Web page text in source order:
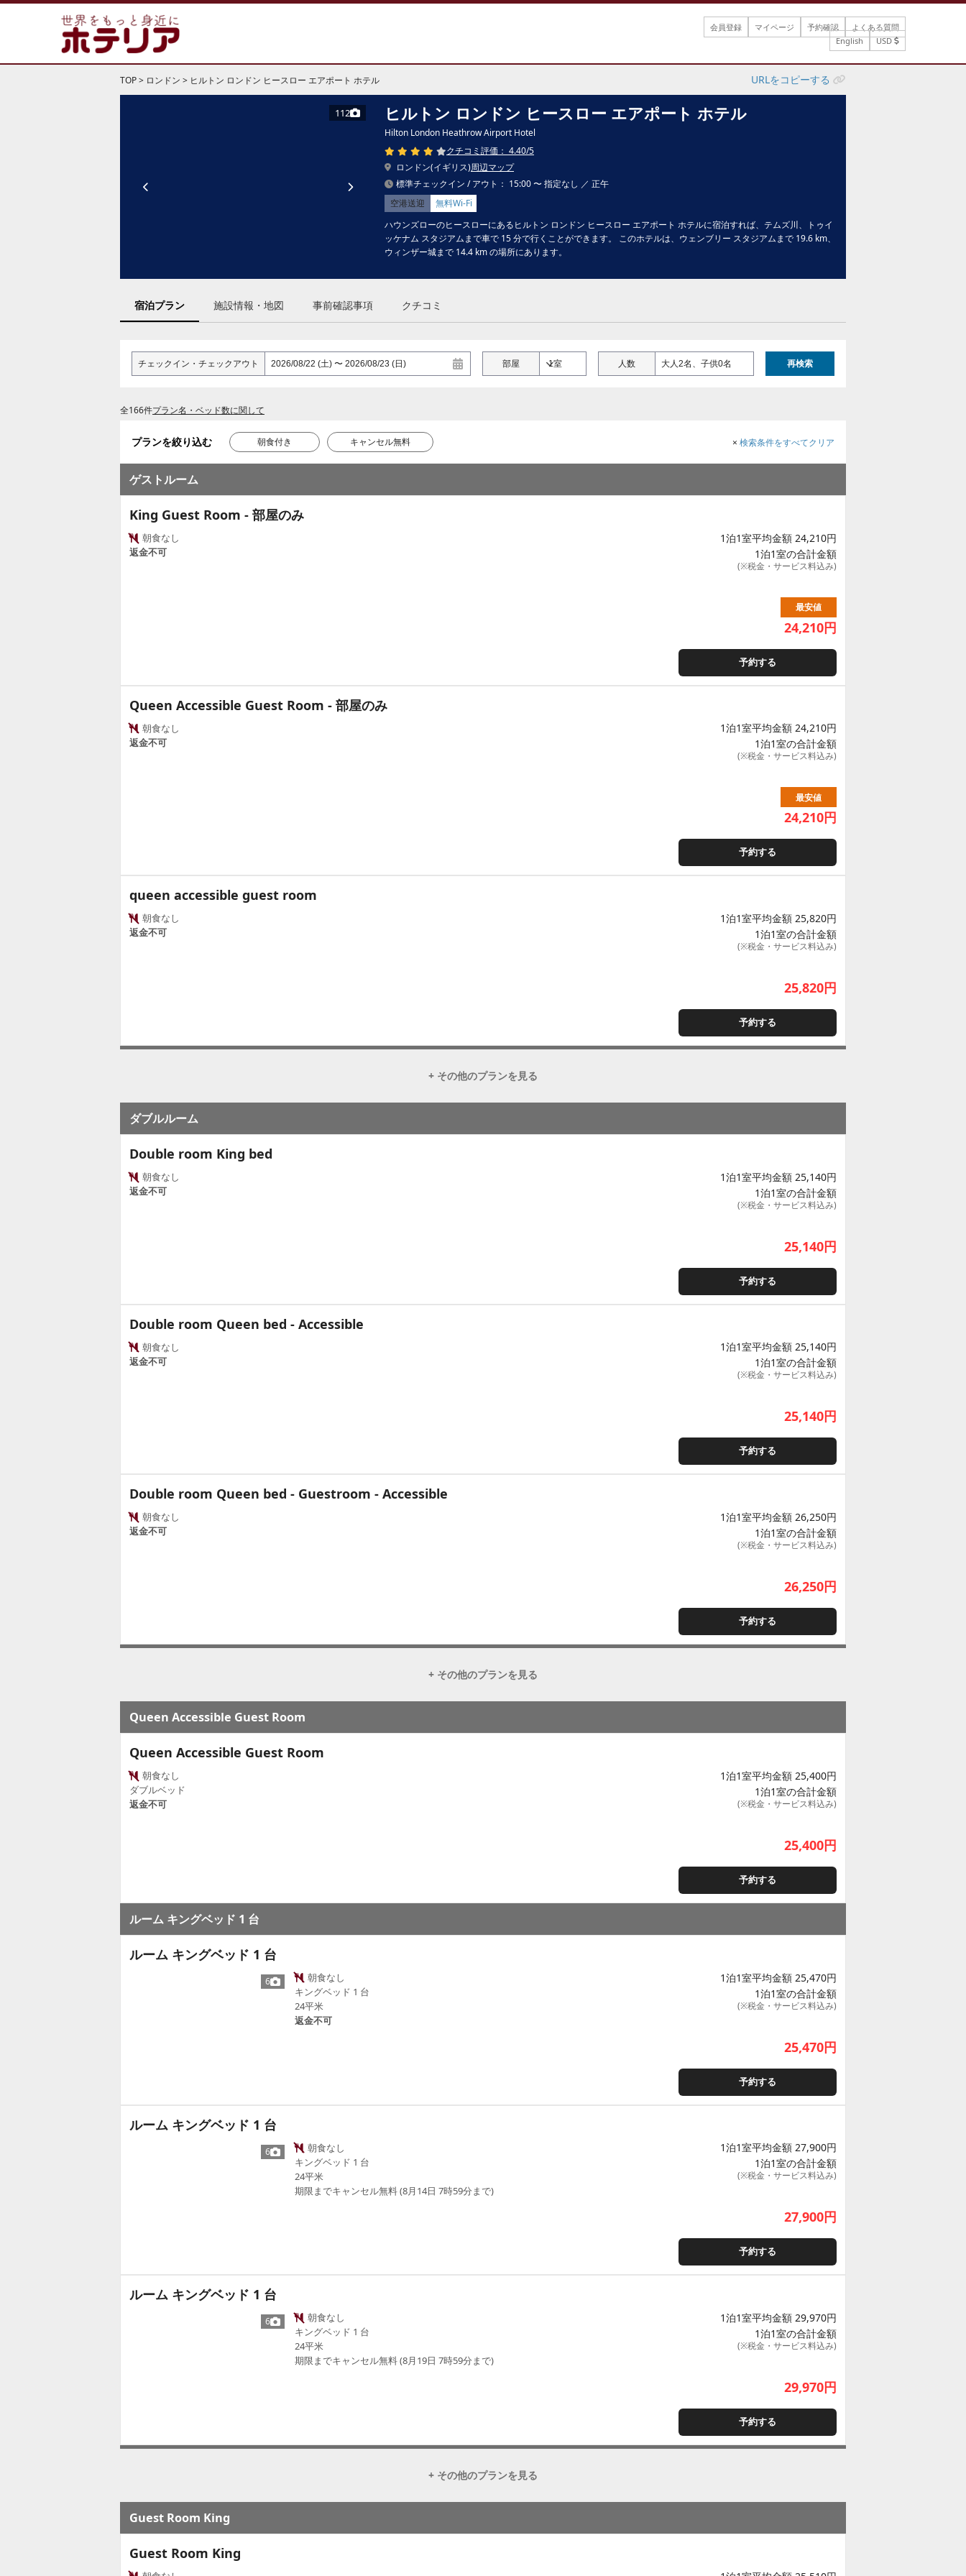
会員登録 マイページ 予約確認
よくある質問
English
USD
TOP> ロンドン > ヒルトン ロンドン ヒースロー エアポート ホテル URLをコピーする
112 ヒルトン ロンドン ヒースロー エアポート ホテル
Hilton London Heathrow Airport Hotel
クチコミ評価： 4.40/5
ロンドン(イギリス)周辺マップ
標準チェックイン / アウト： 15:00 〜 指定なし ／ 正午
空港送迎
無料Wi-Fi
ハウンズローのヒースローにあるヒルトン ロンドン ヒースロー エアポート ホテルに宿泊すれば、テムズ川、トゥイ
ッケナム スタジアムまで車で 15 分で行くことができます。 このホテルは、ウェンブリー スタジアムまで 19.6 km、
ウィンザー城まで 14.4 km の場所にあります。
宿泊プラン 施設情報・地図 事前確認事項 クチコミ
チェックイン ・ チェックアウト 部屋 人数 大人2名、子供0名 再検索
全166件プラン名・ベッド数に関して
プランを絞り込む 朝食付き キャンセル無料 × 検索条件をすべてクリア
ゲストルーム
King Guest Room - 部屋のみ
朝食なし
返金不可
1泊1室平均金額 24,210円
1泊1室の合計金額
(※税金・サービス料込み)
最安値
24,210円
予約する
Queen Accessible Guest Room - 部屋のみ
朝食なし
返金不可
1泊1室平均金額 24,210円
1泊1室の合計金額
(※税金・サービス料込み)
最安値
24,210円
予約する
queen accessible guest room
朝食なし
返金不可
1泊1室平均金額 25,820円
1泊1室の合計金額
(※税金・サービス料込み)
25,820円
予約する
+ その他のプランを見る
ダブルルーム
Double room King bed
朝食なし
返金不可
1泊1室平均金額 25,140円
1泊1室の合計金額
(※税金・サービス料込み)
25,140円
予約する
Double room Queen bed - Accessible
朝食なし
返金不可
1泊1室平均金額 25,140円
1泊1室の合計金額
(※税金・サービス料込み)
25,140円
予約する
Double room Queen bed - Guestroom - Accessible
朝食なし
返金不可
1泊1室平均金額 26,250円
1泊1室の合計金額
(※税金・サービス料込み)
26,250円
予約する
+ その他のプランを見る
Queen Accessible Guest Room
Queen Accessible Guest Room
朝食なし
ダブルベッド
返金不可
1泊1室平均金額 25,400円
1泊1室の合計金額
(※税金・サービス料込み)
25,400円
予約する
ルーム キングベッド 1 台
ルーム キングベッド 1 台
6
朝食なし
キングベッド 1 台
24平米
返金不可
1泊1室平均金額 25,470円
1泊1室の合計金額
(※税金・サービス料込み)
25,470円
予約する
ルーム キングベッド 1 台
6
朝食なし
キングベッド 1 台
24平米
期限までキャンセル無料 (8月14日 7時59分まで)
1泊1室平均金額 27,900円
1泊1室の合計金額
(※税金・サービス料込み)
27,900円
予約する
ルーム キングベッド 1 台
6
朝食なし
キングベッド 1 台
24平米
期限までキャンセル無料 (8月19日 7時59分まで)
1泊1室平均金額 29,970円
1泊1室の合計金額
(※税金・サービス料込み)
29,970円
予約する
+ その他のプランを見る
Guest Room King
Guest Room King